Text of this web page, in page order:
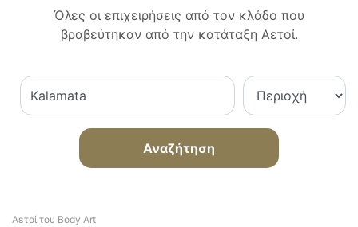
Όλες οι επιχειρήσεις από τον κλάδο που
βραβεύτηκαν από την κατάταξη Αετοί.
Αναζήτηση
Αετοί του Body Art